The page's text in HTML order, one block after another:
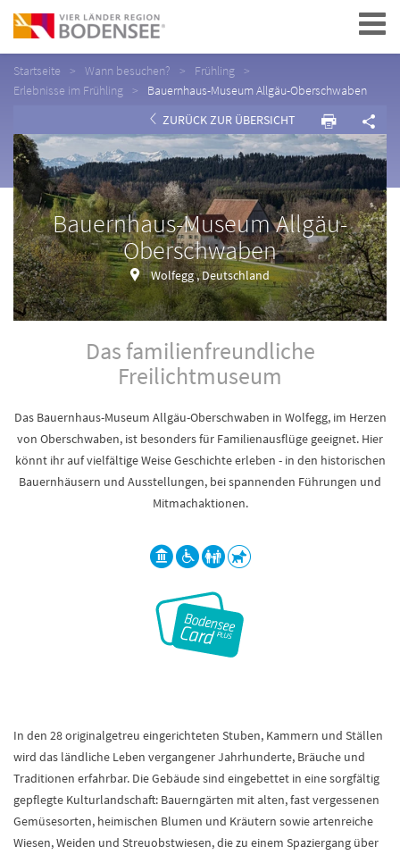
Navigation
Startseite Wann besuchen?
Frühling
Erlebnisse im Frühling
Bauernhaus-Museum Allgäu-Oberschwaben
ZURÜCK ZUR ÜBERSICHT
Bauernhaus-Museum Allgäu-
Oberschwaben
Wolfegg , Deutschland
Das familienfreundliche
Freilichtmuseum
Das Bauernhaus-Museum Allgäu-Oberschwaben in Wolfegg, im Herzen
von Oberschwaben, ist besonders für Familienausflüge geeignet. Hier
könnt ihr auf vielfältige Weise Geschichte erleben - in den historischen
Bauernhäusern und Ausstellungen, bei spannenden Führungen und
Mitmachaktionen.
In den 28 originalgetreu eingerichteten Stuben, Kammern und Ställen
wird das ländliche Leben vergangener Jahrhunderte, Bräuche und
Traditionen erfahrbar. Die Gebäude sind eingebettet in eine sorgfältig
gepflegte Kulturlandschaft: Bauerngärten mit alten, fast vergessenen
Gemüsesorten, heimischen Blumen und Kräutern sowie artenreiche
Wiesen, Weiden und Streuobstwiesen, die zu einem Spaziergang über